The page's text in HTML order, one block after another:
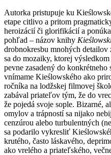
Autorka pristupuje ku
etape citlivo a pritom
heroizácií či glorifikácií a
pohľad – názov knihy
drobnokresbu mnohých
sa do mozaiky, ktorej
pevne zasadený do
vnímame Kieślowského ako
ročníka na lodžskej filmovej
zabával priateľov tým, že do
že pojedá svoje sople. Bizarné,
omylov a trápností sa nijako
cenzúrou alebo turbulentných
sa podarilo vykresliť
krutého, často láskavého,
ako vrelého a priateľského,